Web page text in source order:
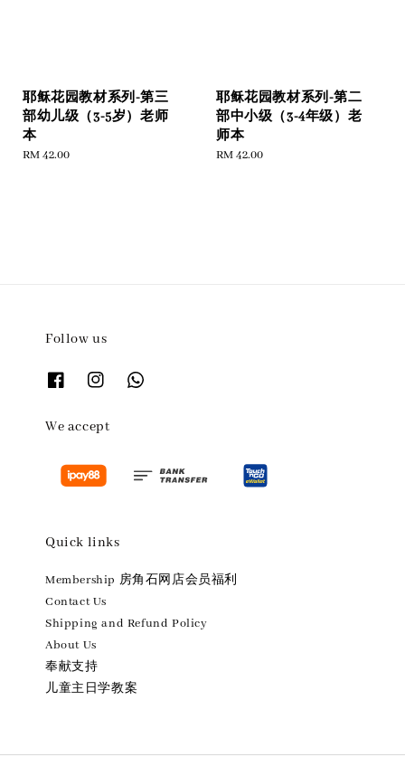
耶稣花园教材系列-第三
部幼儿级（3-5岁）老师
本
Regular
RM 42.00
耶稣花园教材系列-第二
部中小级（3-4年级）老
师本
Regular
RM 42.00
Follow us
We accept
Quick links
Membership 房角石网店会员福利
Contact Us
Shipping and Refund Policy
About Us
奉献支持
儿童主日学教案